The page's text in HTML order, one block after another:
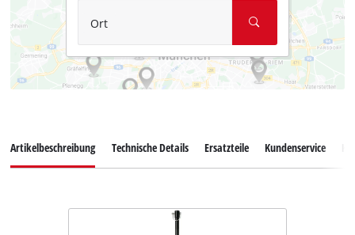
Ort
Artikelbeschreibung Technische Details Ersatzteile Kundenservice